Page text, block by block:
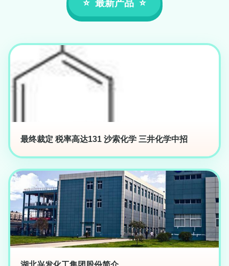
最新产品
最终裁定 税率高达131 沙索化学 三井化学中招